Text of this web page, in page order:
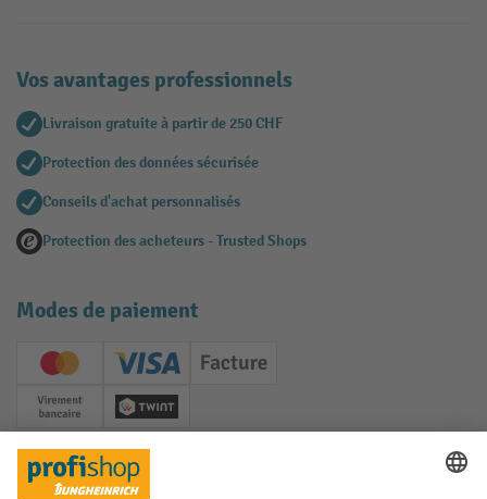
Vos avantages professionnels
Livraison gratuite à partir de 250 CHF
Protection des données sécurisée
Conseils d'achat personnalisés
Protection des acheteurs - Trusted Shops
Modes de paiement
Creditcard (Master)Creditcard (Visa)
Facture
Paiement anticipé
Twint
Réseaux sociaux